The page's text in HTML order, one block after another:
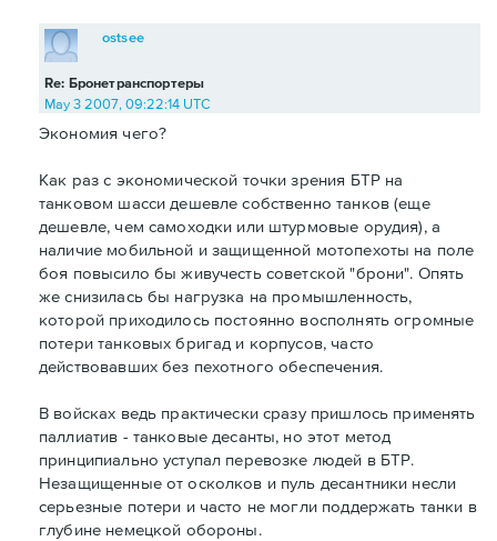
Re: Бронетранспортеры
ostsee
May 3 2007, 09:22:14 UTC
Экономия чего?
Как раз с экономической точки зрения БТР на
танковом шасси дешевле собственно танков (еще
дешевле, чем самоходки или штурмовые орудия), а
наличие мобильной и защищенной мотопехоты на поле
боя повысило бы живучесть советской "брони". Опять
же снизилась бы нагрузка на промышленность,
которой приходилось постоянно восполнять огромные
потери танковых бригад и корпусов, часто
действовавших без пехотного обеспечения.
В войсках ведь практически сразу пришлось применять
паллиатив - танковые десанты, но этот метод
принципиально уступал перевозке людей в БТР.
Незащищенные от осколков и пуль десантники несли
серьезные потери и часто не могли поддержать танки в
глубине немецкой обороны.